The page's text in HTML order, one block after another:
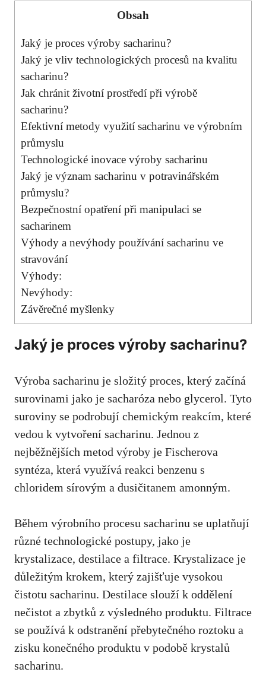
Obsah
Jaký je proces ⁣výroby⁢ sacharinu?
Jaký je vliv technologických procesů na kvalitu
⁣sacharinu?
Jak chránit životní ‌prostředí při výrobě
⁣sacharinu?
Efektivní metody využití sacharinu ve výrobním
průmyslu
Technologické inovace výroby sacharinu
Jaký je význam sacharinu⁣ v potravinářském
průmyslu?
Bezpečnostní opatření při manipulaci⁣ se
sacharinem
Výhody a nevýhody používání sacharinu ve
‌stravování
Výhody:
Nevýhody:
Závěrečné ​myšlenky
Jaký je proces ⁣výroby⁢ sacharinu?
Výroba sacharinu⁢ je složitý ⁢proces, který začíná
surovinami jako je sacharóza‍ nebo glycerol. Tyto
suroviny se⁣ podrobují chemickým reakcím, které
vedou k vytvoření‌ sacharinu. Jednou z
nejběžnějších⁢ metod výroby je Fischerova
syntéza, která využívá reakci benzenu s
chloridem‍ sírovým a⁣ dusičitanem amonným.
Během výrobního ⁤procesu sacharinu se uplatňují
různé technologické postupy, jako je
krystalizace, destilace a filtrace. Krystalizace je
důležitým krokem, který zajišťuje⁢ vysokou
čistotu sacharinu. Destilace slouží k oddělení
nečistot a zbytků z výsledného produktu. Filtrace
se používá k odstranění přebytečného roztoku⁤ a
zisku konečného‌ produktu v podobě krystalů
sacharinu.